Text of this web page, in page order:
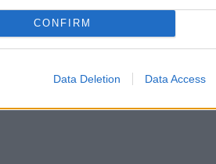
CONFIRM
Data Deletion Data Access